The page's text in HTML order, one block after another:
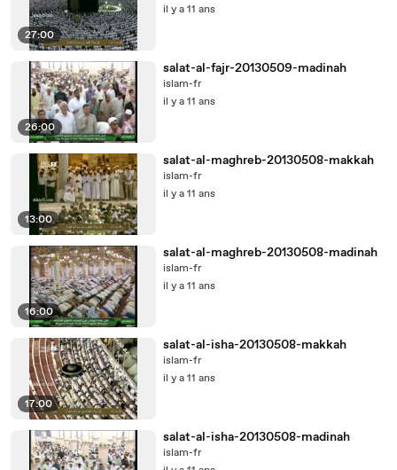
27:00
il y a 11 ans
26:00
salat-al-fajr-20130509-madinah
islam-fr
il y a 11 ans
13:00
salat-al-maghreb-20130508-makkah
islam-fr
il y a 11 ans
16:00
salat-al-maghreb-20130508-madinah
islam-fr
il y a 11 ans
17:00
salat-al-isha-20130508-makkah
islam-fr
il y a 11 ans
salat-al-isha-20130508-madinah
islam-fr